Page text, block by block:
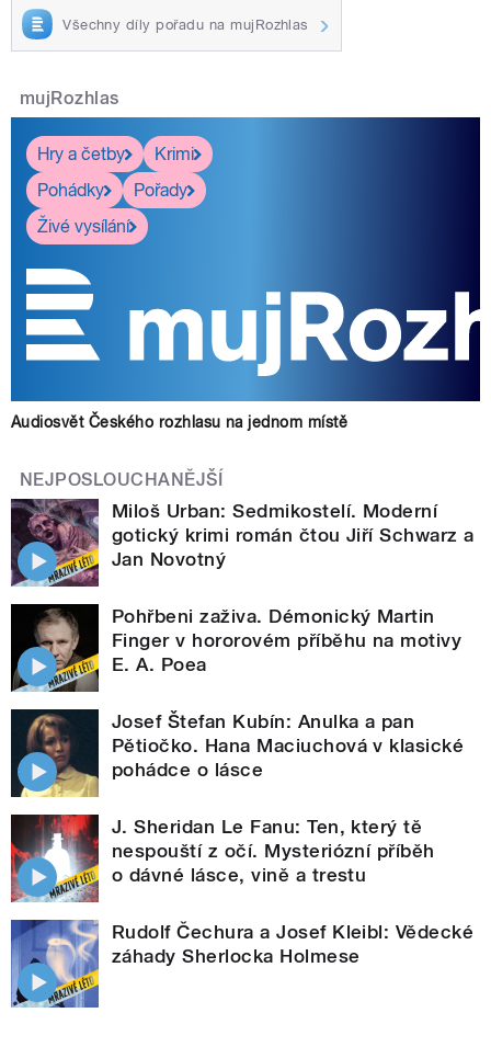
Všechny díly pořadu na mujRozhlas
mujRozhlas
Hry a četby
Krimi
Pohádky
Pořady
Živé vysílání
Audiosvět Českého rozhlasu na jednom místě
NEJPOSLOUCHANĚJŠÍ
Miloš Urban: Sedmikostelí. Moderní
gotický krimi román čtou Jiří Schwarz a
Jan Novotný
Pohřbeni zaživa. Démonický Martin
Finger v hororovém příběhu na motivy
E. A. Poea
Josef Štefan Kubín: Anulka a pan
Pětiočko. Hana Maciuchová v klasické
pohádce o lásce
J. Sheridan Le Fanu: Ten, který tě
nespouští z očí. Mysteriózní příběh
o dávné lásce, vině a trestu
Rudolf Čechura a Josef Kleibl: Vědecké
záhady Sherlocka Holmese